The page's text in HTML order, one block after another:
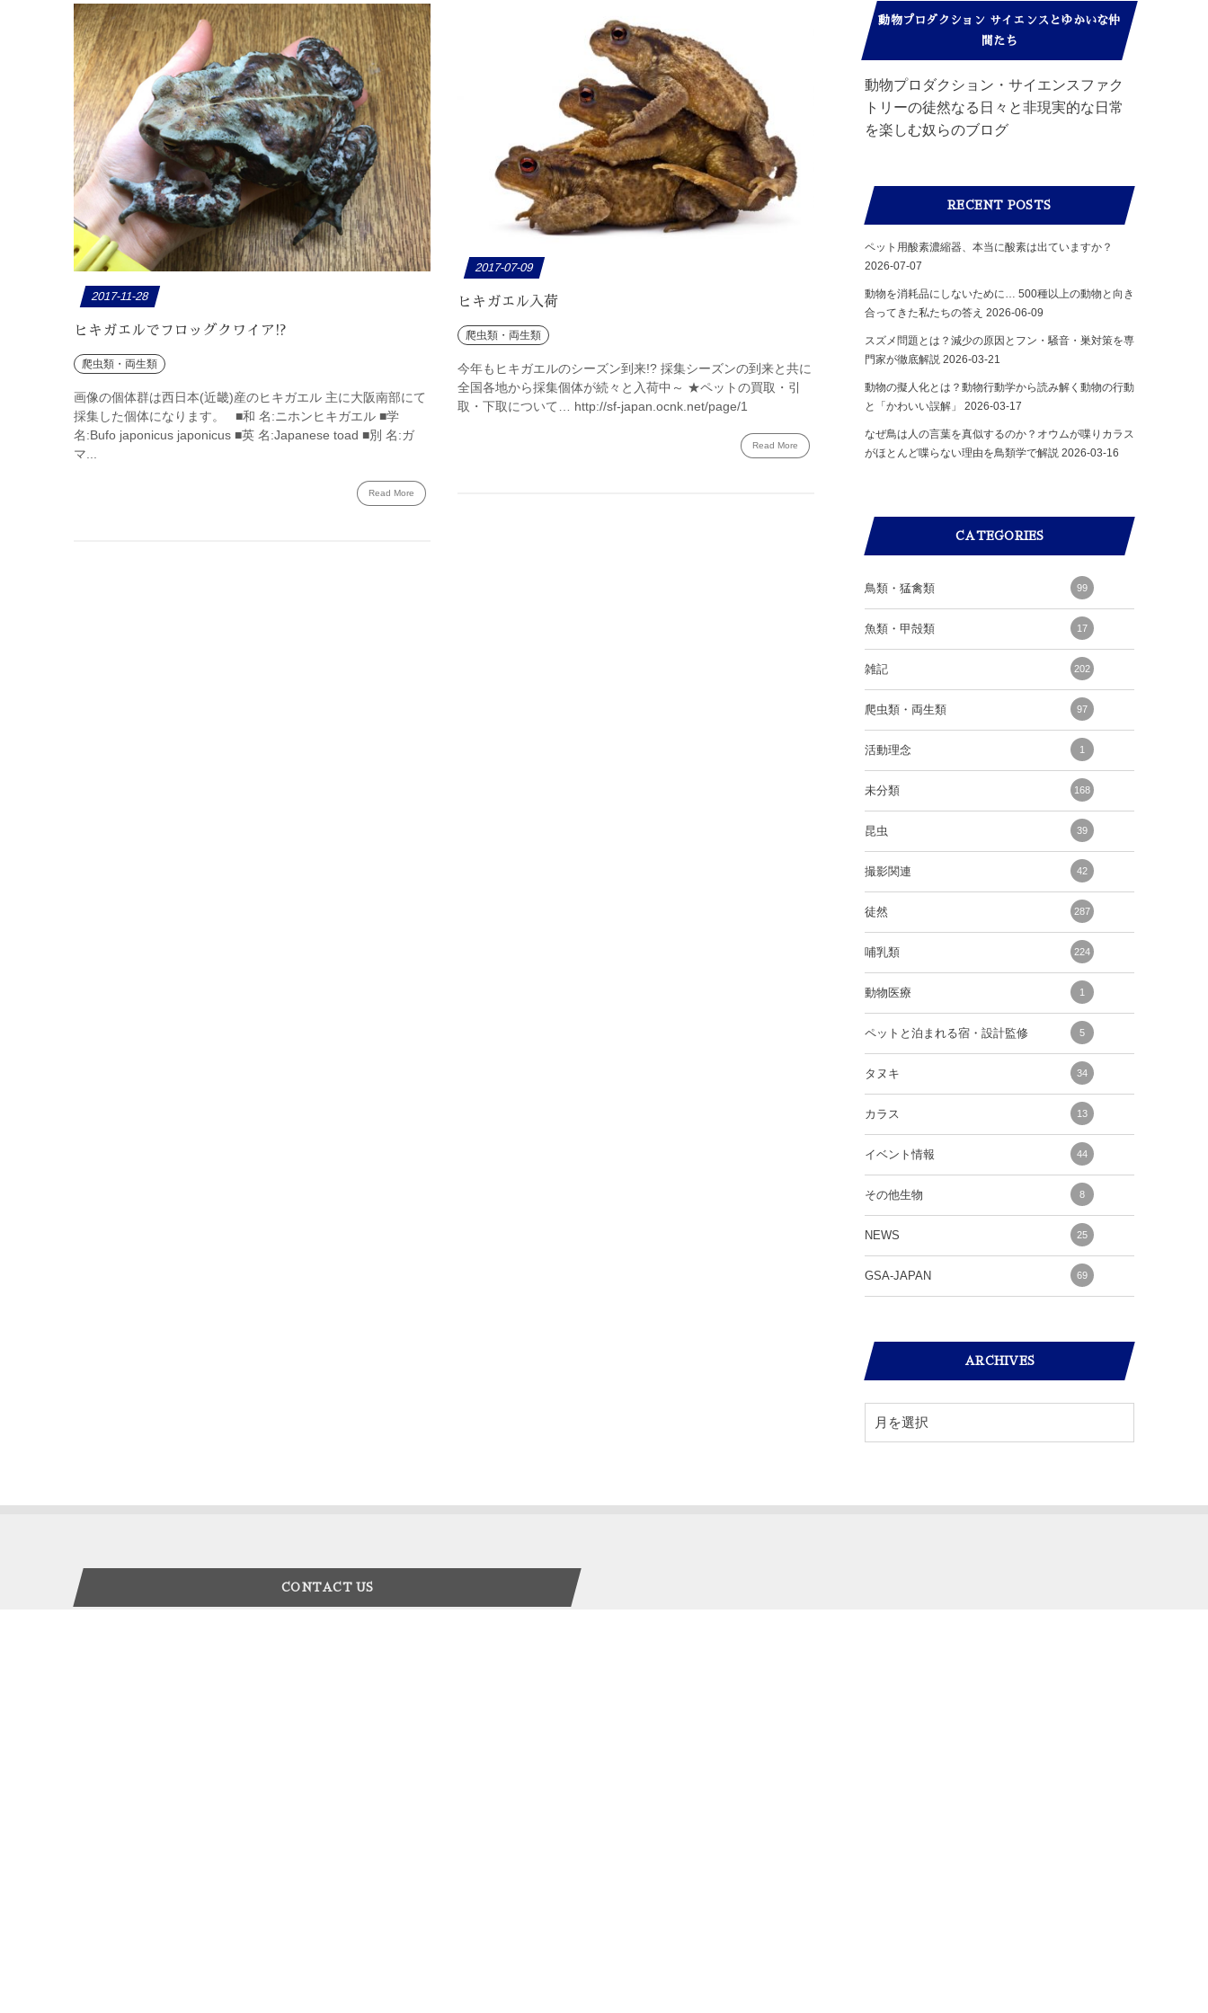
2017-11-28
ヒキガエルでフロッグクワイア!?
爬虫類・両生類
画像の個体群は西日本(近畿)産のヒキガエル 主に大阪南部にて
採集した個体になります。 ■和 名:ニホンヒキガエル ■学
名:Bufo japonicus japonicus ■英 名:Japanese toad ■別 名:ガ
マ...
Read More
2017-07-09
ヒキガエル入荷
爬虫類・両生類
今年もヒキガエルのシーズン到来!? 採集シーズンの到来と共に
全国各地から採集個体が続々と入荷中～ ★ペットの買取・引
取・下取について… http://sf-japan.ocnk.net/page/1
Read More
動物プロダクション サイエンスとゆかいな仲
間たち
動物プロダクション・サイエンスファク
トリーの徒然なる日々と非現実的な日常
を楽しむ奴らのブログ
RECENT POSTS
ペット用酸素濃縮器、本当に酸素は出ていますか？
2026-07-07
動物を消耗品にしないために… 500種以上の動物と向き
合ってきた私たちの答え 2026-06-09
スズメ問題とは？減少の原因とフン・騒音・巣対策を専
門家が徹底解説 2026-03-21
動物の擬人化とは？動物行動学から読み解く動物の行動
と「かわいい誤解」
2026-03-17
なぜ鳥は人の言葉を真似するのか？オウムが喋りカラス
がほとんど喋らない理由を鳥類学で解説 2026-03-16
CATEGORIES
鳥類・猛禽類 99
魚類・甲殻類 17
雑記 202
爬虫類・両生類 97
活動理念 1
未分類 168
昆虫 39
撮影関連 42
徒然 287
哺乳類 224
動物医療 1
ペットと泊まれる宿・設計監修 5
タヌキ 34
カラス 13
イベント情報 44
その他生物 8
NEWS 25
GSA-JAPAN 69
ARCHIVES
CONTACT US